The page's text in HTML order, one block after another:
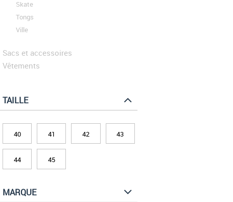
Skate
Tongs
Ville
Sacs et accessoires
Vêtements
TAILLE
40 41 42 43
44 45
MARQUE